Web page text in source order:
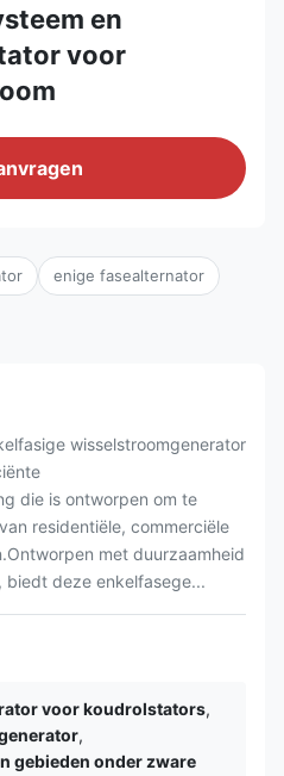
en
voor
enige fasealternator
wisselstroomgenerator
die is ontworpen om te
residentiële, commerciële
met duurzaamheid
deze enkelfasege...
voor koudrolstators,
,
gebieden onder zware